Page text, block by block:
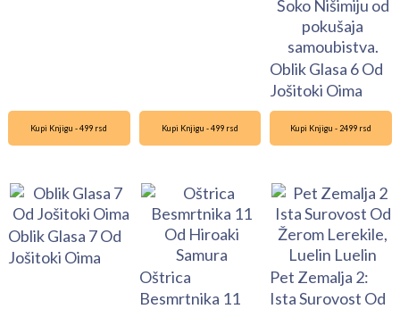
Oblik Glasa 6 Od
Jošitoki Oima
Kupi Knjigu - 499 rsd
Oblik Glasa 7 Od
Jošitoki Oima
Kupi Knjigu - 499 rsd
Oštrica
Besmrtnika 11
Kupi Knjigu - 2499 rsd
Pet Zemalja 2:
Ista Surovost Od